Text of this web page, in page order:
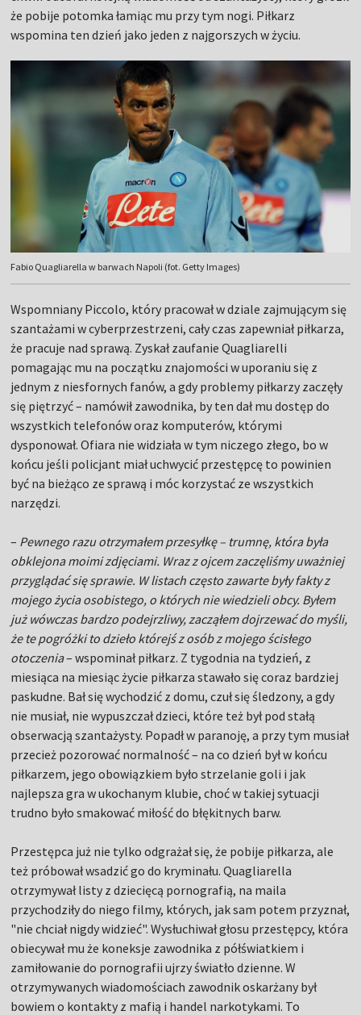
że pobije potomka łamiąc mu przy tym nogi. Piłkarz
wspomina ten dzień jako jeden z najgorszych w życiu.
Fabio Quagliarella w barwach Napoli (fot. Getty Images)
Wspomniany Piccolo, który pracował w dziale zajmującym się
szantażami w cyberprzestrzeni, cały czas zapewniał piłkarza,
że pracuje nad sprawą. Zyskał zaufanie Quagliarelli
pomagając mu na początku znajomości w uporaniu się z
jednym z niesfornych fanów, a gdy problemy piłkarzy zaczęły
się piętrzyć – namówił zawodnika, by ten dał mu dostęp do
wszystkich telefonów oraz komputerów, którymi
dysponował. Ofiara nie widziała w tym niczego złego, bo w
końcu jeśli policjant miał uchwycić przestępcę to powinien
być na bieżąco ze sprawą i móc korzystać ze wszystkich
narzędzi.
– Pewnego razu otrzymałem przesyłkę – trumnę, która była
obklejona moimi zdjęciami. Wraz z ojcem zaczęliśmy uważniej
przyglądać się sprawie. W listach często zawarte były fakty z
mojego życia osobistego, o których nie wiedzieli obcy. Byłem
już wówczas bardzo podejrzliwy, zacząłem dojrzewać do myśli,
że te pogróżki to dzieło którejś z osób z mojego ścisłego
otoczenia– wspominał piłkarz. Z tygodnia na tydzień, z
miesiąca na miesiąc życie piłkarza stawało się coraz bardziej
paskudne. Bał się wychodzić z domu, czuł się śledzony, a gdy
nie musiał, nie wypuszczał dzieci, które też był pod stałą
obserwacją szantażysty. Popadł w paranoję, a przy tym musiał
przecież pozorować normalność – na co dzień był w końcu
piłkarzem, jego obowiązkiem było strzelanie goli i jak
najlepsza gra w ukochanym klubie, choć w takiej sytuacji
trudno było smakować miłość do błękitnych barw.
Przestępca już nie tylko odgrażał się, że pobije piłkarza, ale
też próbował wsadzić go do kryminału. Quagliarella
otrzymywał listy z dziecięcą pornografią, na maila
przychodziły do niego filmy, których, jak sam potem przyznał,
"nie chciał nigdy widzieć". Wysłuchiwał głosu przestępcy, która
obiecywał mu że koneksje zawodnika z półświatkiem i
zamiłowanie do pornografii ujrzy światło dzienne. W
otrzymywanych wiadomościach zawodnik oskarżany był
bowiem o kontakty z mafią i handel narkotykami. To